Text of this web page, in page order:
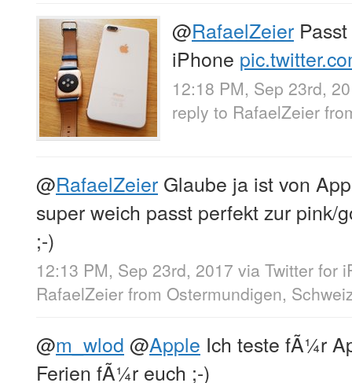
@RafaelZeier
iPhone
12:18 PM, Sep 23rd,
reply to RafaelZeier
@RafaelZeier Glaube ja ist von
super weich passt perfekt zur pink/
;-)
12:13 PM, Sep 23rd, 2017 via Twitter for
RafaelZeier from Ostermundigen,
@m_wlod @Apple Ich teste fÃ¼r
Ferien fÃ¼r euch ;-)